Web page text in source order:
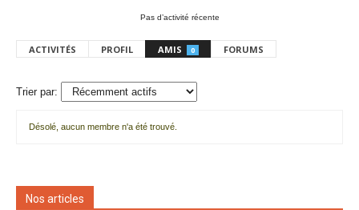
Pas d’activité récente
ACTIVITÉS PROFIL AMIS 0 FORUMS
Trier par:
amis
Désolé, aucun membre n'a été trouvé.
Nos articles